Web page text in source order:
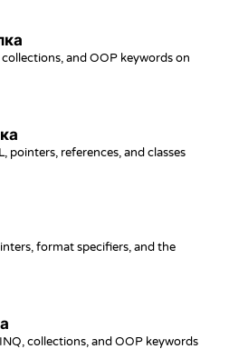
and OOP keywords on
pointers, references, and classes
format specifiers, and the
collections, and OOP keywords